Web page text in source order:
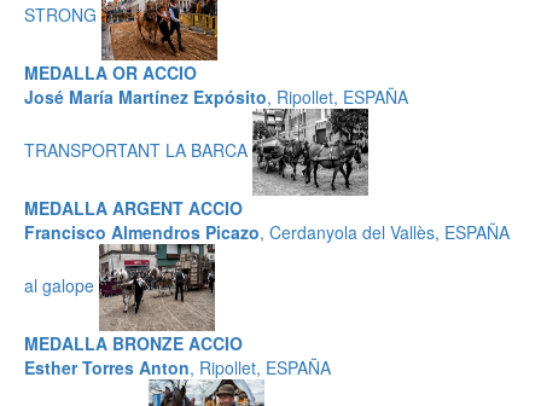
STRONG
MEDALLA OR ACCIO
José María Martínez Expósito, Ripollet, ESPAÑA
TRANSPORTANT LA BARCA
MEDALLA ARGENT ACCIO
Francisco Almendros Picazo, Cerdanyola del Vallès, ESPAÑA
al galope
MEDALLA BRONZE ACCIO
Esther Torres Anton, Ripollet, ESPAÑA